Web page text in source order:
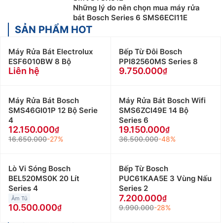
Những lý do nên chọn mua máy rửa
bát Bosch Series 6 SMS6ECI11E
SẢN PHẨM HOT
Máy Rửa Bát Electrolux
ESF6010BW 8 Bộ
Liên hệ
Bếp Từ Đôi Bosch
PPI82560MS Series 8
9.750.000
Máy Rửa Bát Bosch
SMS46GI01P 12 Bộ Serie
4
12.150.000
16.650.000-27%
Máy Rửa Bát Bosch Wifi
SMS6ZCI49E 14 Bộ
Series 6
19.150.000
36.500.000-48%
Lò Vi Sóng Bosch
BEL520MS0K 20 Lít
Series 4
Âm Tủ
10.500.000
Bếp Từ Bosch
PUC61KAA5E 3 Vùng Nấu
Series 2
7.200.000
9.990.000-28%